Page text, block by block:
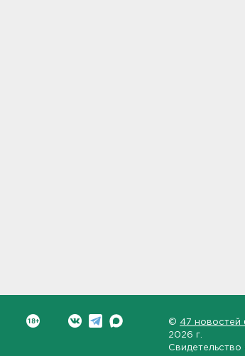
© 47 новостей
2026 г.